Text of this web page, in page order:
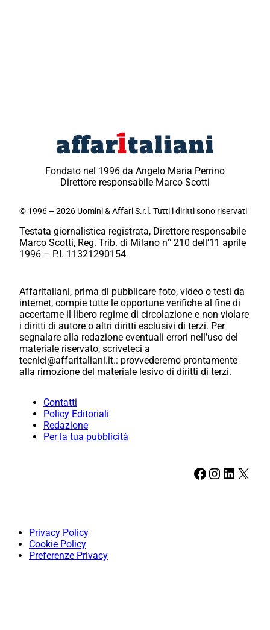
Fondato nel 1996 da Angelo Maria Perrino
Direttore responsabile Marco Scotti
© 1996 – 2026 Uomini & Affari S.r.l. Tutti i diritti sono riservati
Testata giornalistica registrata, Direttore responsabile
Marco Scotti, Reg. Trib. di Milano n° 210 dell’11 aprile
1996 – P.I. 11321290154
Affaritaliani, prima di pubblicare foto, video o testi da
internet, compie tutte le opportune verifiche al fine di
accertarne il libero regime di circolazione e non violare
i diritti di autore o altri diritti esclusivi di terzi. Per
segnalare alla redazione eventuali errori nell’uso del
materiale riservato, scriveteci a
tecnici@affaritaliani.it.: provvederemo prontamente
alla rimozione del materiale lesivo di diritti di terzi.
Contatti
Policy Editoriali
Redazione
Per la tua pubblicità
Facebook Instagram LinkedIn X
Privacy Policy
Cookie Policy
Preferenze Privacy